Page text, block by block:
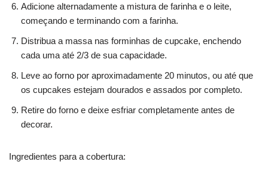
Adicione alternadamente a mistura de farinha e o leite,
começando e terminando com a farinha.
Distribua a massa nas forminhas de cupcake, enchendo
cada uma até 2/3 de sua capacidade.
Leve ao forno por aproximadamente 20 minutos, ou até que
os cupcakes estejam dourados e assados por completo.
Retire do forno e deixe esfriar completamente antes de
decorar.
Ingredientes para a cobertura: